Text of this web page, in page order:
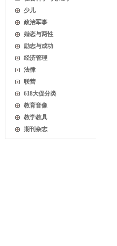
少儿
政治军事
婚恋与两性
励志与成功
经济管理
法律
联营
618大促分类
教育音像
教学教具
期刊杂志